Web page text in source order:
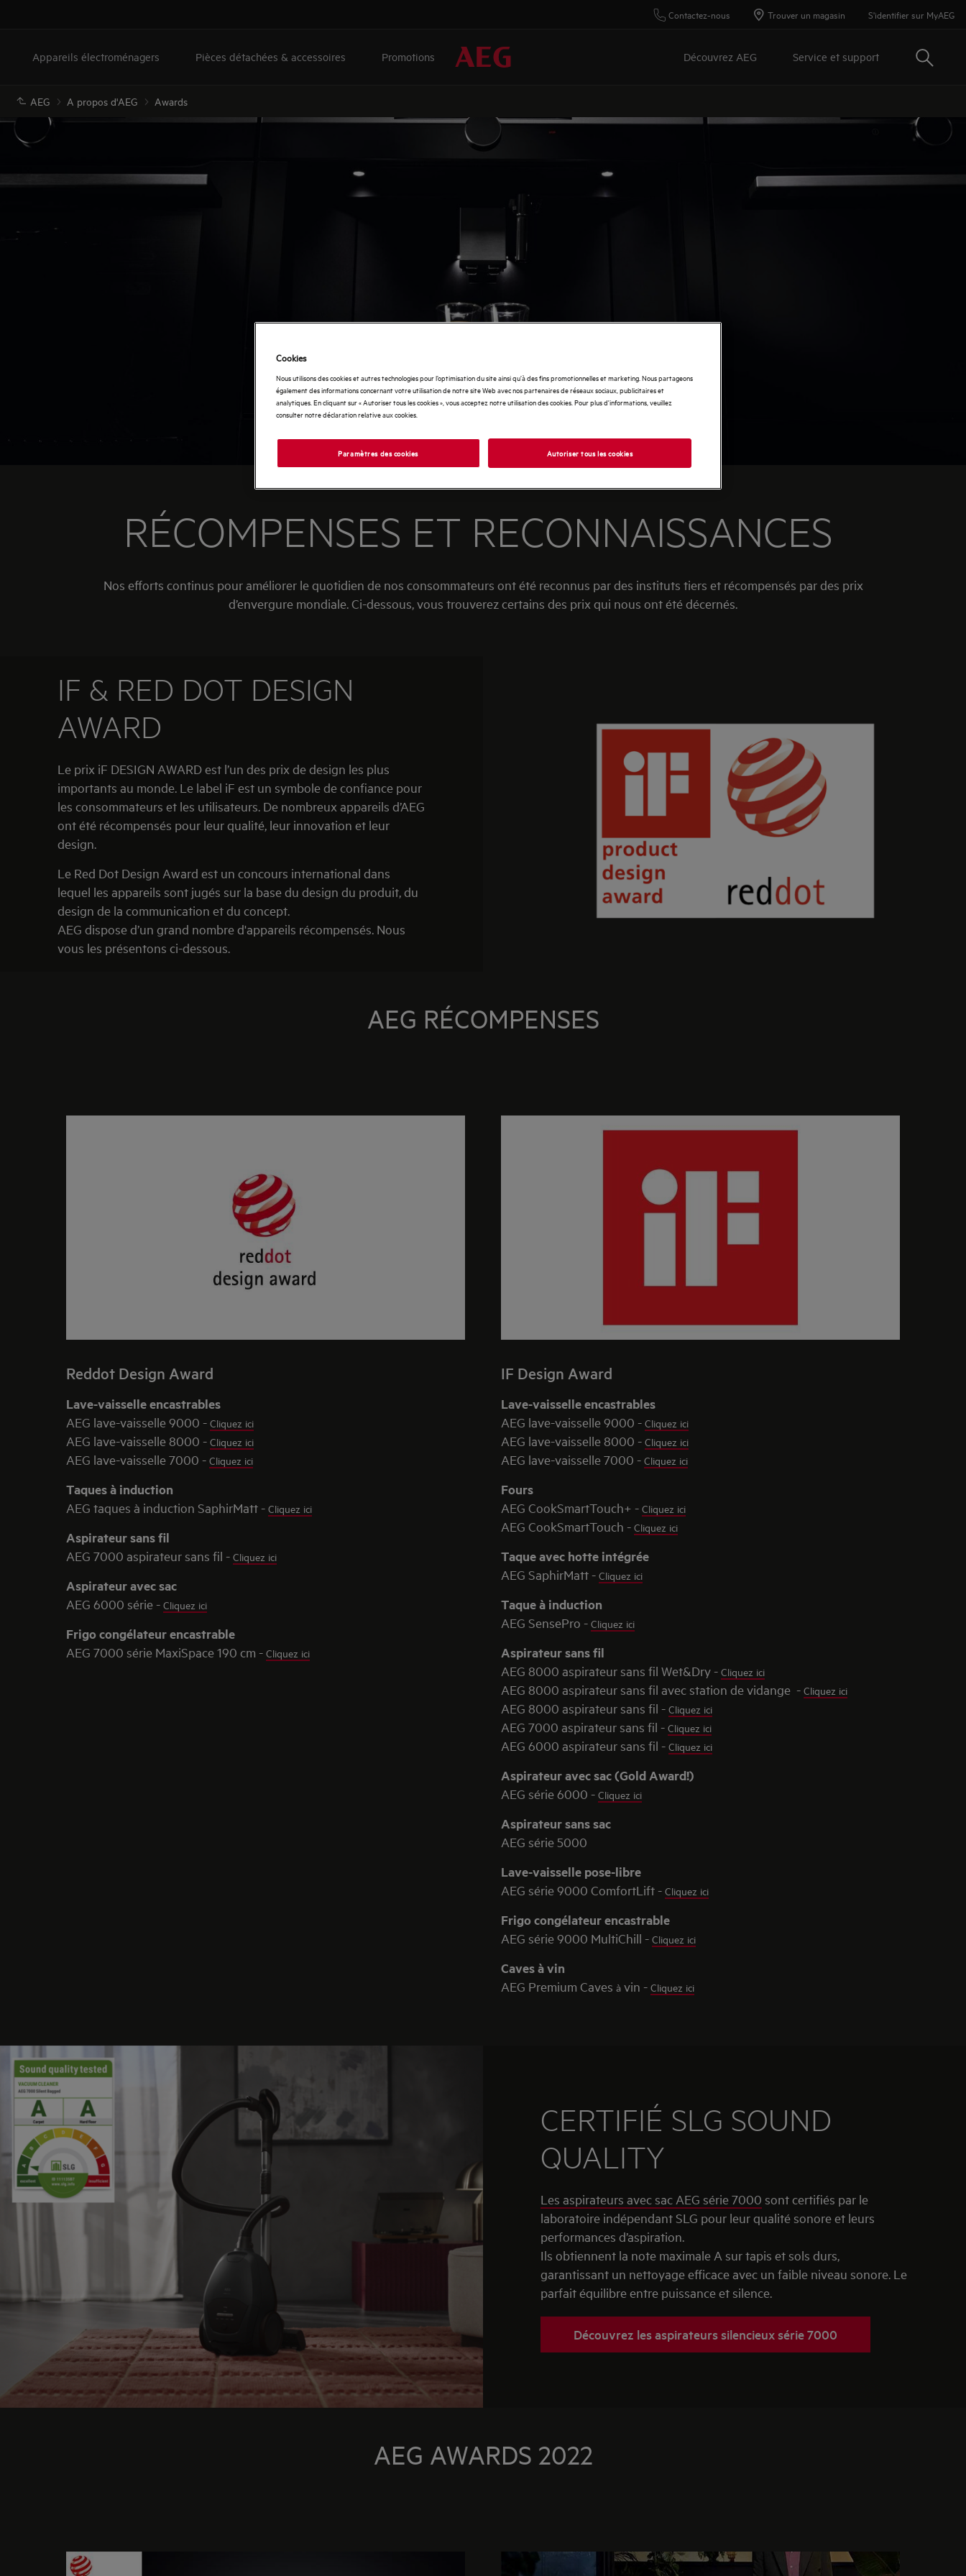
Contactez-nous Trouver un magasin S'identifier sur MyAEG
Appareils électroménagers Pièces détachées & accessoires Promotions Découvrez AEG Service et support
AEG A propos d'AEG Awards
RÉCOMPENSES ET RECONNAISSANCES
Nos efforts continus pour améliorer le quotidien de nos consommateurs ont été reconnus par des instituts tiers et récompensés par des prix
d’envergure mondiale. Ci-dessous, vous trouverez certains des prix qui nous ont été décernés.
IF & RED DOT DESIGN
AWARD
Le prix iF DESIGN AWARD est l’un des prix de design les plus
importants au monde. Le label iF est un symbole de confiance pour
les consommateurs et les utilisateurs. De nombreux appareils d’AEG
ont été récompensés pour leur qualité, leur innovation et leur
design.
Le Red Dot Design Award est un concours international dans
lequel les appareils sont jugés sur la base du design du produit, du
design de la communication et du concept.
AEG dispose d’un grand nombre d'appareils récompensés. Nous
vous les présentons ci-dessous.
AEG RÉCOMPENSES
Reddot Design Award
Lave-vaisselle encastrables
AEG lave-vaisselle 9000 - Cliquez ici
AEG lave-vaisselle 8000 - Cliquez ici
AEG lave-vaisselle 7000 - Cliquez ici
Taques à induction
AEG taques à induction SaphirMatt - Cliquez ici
Aspirateur sans fil
AEG 7000 aspirateur sans fil - Cliquez ici
Aspirateur avec sac
AEG 6000 série - Cliquez ici
Frigo congélateur encastrable
AEG 7000 série MaxiSpace 190 cm - Cliquez ici
IF Design Award
Lave-vaisselle encastrables
AEG lave-vaisselle 9000 - Cliquez ici
AEG lave-vaisselle 8000 - Cliquez ici
AEG lave-vaisselle 7000 - Cliquez ici
Fours
AEG CookSmartTouch+ - Cliquez ici
AEG CookSmartTouch - Cliquez ici
Taque avec hotte intégrée
AEG SaphirMatt - Cliquez ici
Taque à induction
AEG SensePro - Cliquez ici
Aspirateur sans fil
AEG 8000 aspirateur sans fil Wet&Dry - Cliquez ici
AEG 8000 aspirateur sans fil avec station de vidange - Cliquez ici
AEG 8000 aspirateur sans fil - Cliquez ici
AEG 7000 aspirateur sans fil - Cliquez ici
AEG 6000 aspirateur sans fil - Cliquez ici
Aspirateur avec sac (Gold Award!)
AEG série 6000 - Cliquez ici
Aspirateur sans sac
AEG série 5000
Lave-vaisselle pose-libre
AEG série 9000 ComfortLift - Cliquez ici
Frigo congélateur encastrable
AEG série 9000 MultiChill - Cliquez ici
Caves à vin
AEG Premium Caves à vin - Cliquez ici
CERTIFIÉ SLG SOUND
QUALITY
Les aspirateurs avec sac AEG série 7000 sont certifiés par le
laboratoire indépendant SLG pour leur qualité sonore et leurs
performances d’aspiration.
Ils obtiennent la note maximale A sur tapis et sols durs,
garantissant un nettoyage efficace avec un faible niveau sonore. Le
parfait équilibre entre puissance et silence.
Découvrez les aspirateurs silencieux série 7000
AEG AWARDS 2022
Cookies
Nous utilisons des cookies et autres technologies pour l’optimisation du site ainsi qu’à des fins promotionnelles et marketing. Nous partageons
également des informations concernant votre utilisation de notre site Web avec nos partenaires de réseaux sociaux, publicitaires et
analytiques. En cliquant sur « Autoriser tous les cookies », vous acceptez notre utilisation des cookies. Pour plus d'informations, veuillez
consulter notre déclaration relative aux cookies.
Paramètres des cookies Autoriser tous les cookies